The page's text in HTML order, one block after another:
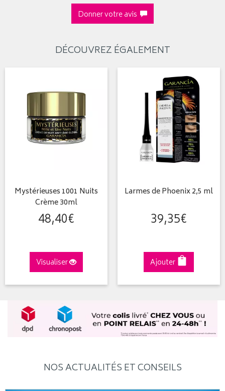
Donner votre avis
DÉCOUVREZ ÉGALEMENT
Mystérieuses 1001 Nuits
Crème 30ml
48,40€
Visualiser
Larmes de Phoenix 2,5 ml
39,35€
Ajouter
NOS ACTUALITÉS ET CONSEILS